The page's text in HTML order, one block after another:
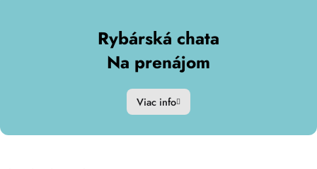
Rybárská chata
Na prenájom
Viac info